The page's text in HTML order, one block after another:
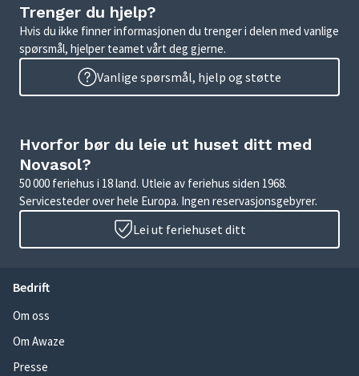
Trenger du hjelp?
Hvis du ikke finner informasjonen du trenger i delen med vanlige
spørsmål, hjelper teamet vårt deg gjerne.
Vanlige spørsmål, hjelp og støtte
Hvorfor bør du leie ut huset ditt med
Novasol?
50 000 feriehus i 18 land. Utleie av feriehus siden 1968.
Servicesteder over hele Europa. Ingen reservasjonsgebyrer.
Lei ut feriehuset ditt
Bedrift
Om oss
Om Awaze
Presse